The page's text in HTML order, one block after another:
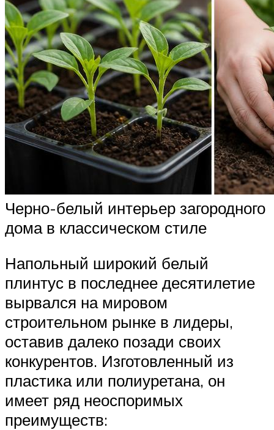
Черно-белый интерьер загородного
дома в классическом стиле
Напольный широкий белый
плинтус в последнее десятилетие
вырвался на мировом
строительном рынке в лидеры,
оставив далеко позади своих
конкурентов. Изготовленный из
пластика или полиуретана, он
имеет ряд неоспоримых
преимуществ: